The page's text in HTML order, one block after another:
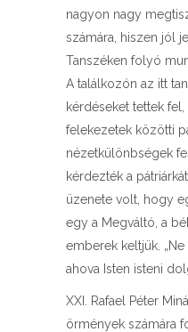
nagyon nagy
számára, hiszen jól
Tanszéken folyó
A találkozón az itt
kérdéseket tettek
felekezetek közötti
nézetkülönbségek
kérdezték a
üzenete volt, hogy
egy a Megváltó, a
emberek keltjük.
ahova Isten isteni
XXI. Rafael Péter
örmények számára